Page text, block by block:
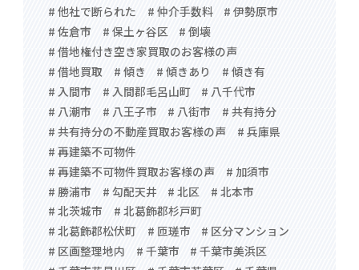
# 他社で断られた
# 仲介手数料
# 伊勢原市
# 佐倉市
# 保土ヶ谷区
# 倒壊
# 借地権付き空き家買取のお客様の声
# 借地買取
# 傾き # 傾きあり
# 傾き有
# 入間市
# 入間郡毛呂山町
# 八千代市
# 八潮市
# 八王子市 # 八街市
# 共有持分
# 共有持分の不動産買取お客様の声
# 兵庫県
# 再建築不可物件
# 再建築不可物件買取お客様の声
# 加須市
# 勝浦市
# 勾配天井 # 北区
# 北本市
# 北茨城市
# 北葛飾郡杉戸町
# 北葛飾郡松伏町
# 匝瑳市
# 区分マンション
# 区画整理地内
# 千葉市
# 千葉市美浜区